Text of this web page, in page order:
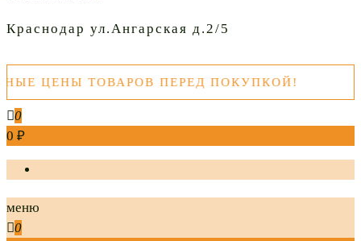
Краснодар ул.Ангарская д.2/5
ТОВАРОВ ПЕРЕД ПОКУПКОЙ!
0
0 ₽
меню
0